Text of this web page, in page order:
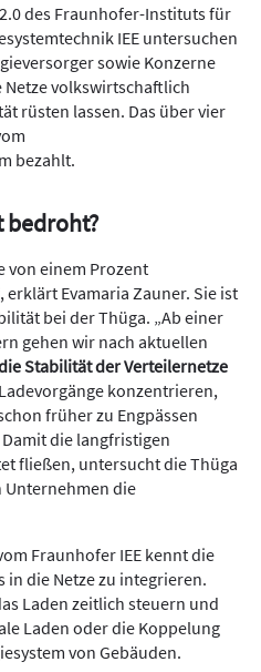
des Fraunhofer-Instituts für
IEE untersuchen
sowie Konzerne
volkswirtschaftlich
rüsten lassen. Das über vier
bezahlt.
bedroht?
von einem Prozent
Evamaria Zauner. Sie ist
bei der Thüga. „Ab einer
gehen wir nach aktuellen
Stabilität der Verteilernetze
konzentrieren,
früher zu Engpässen
die langfristigen
fließen, untersucht die Thüga
Unternehmen die
Fraunhofer IEE kennt die
die Netze zu integrieren.
Laden zeitlich steuern und
Laden oder die Koppelung
von Gebäuden.